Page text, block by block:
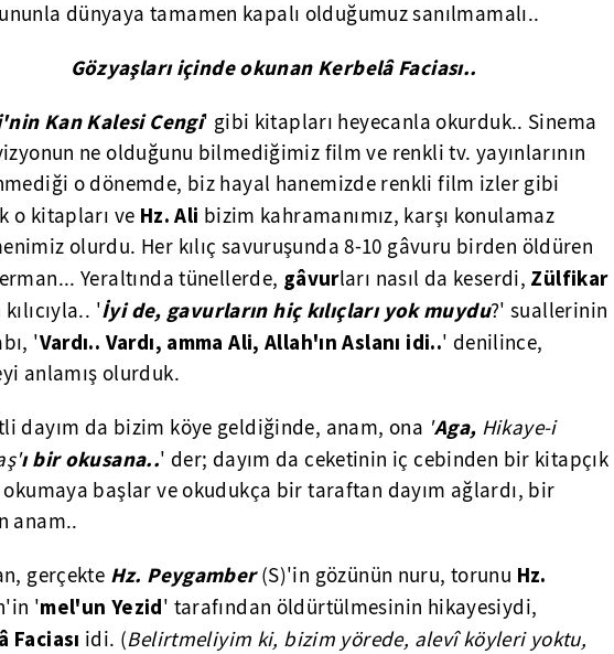
dünyaya tamamen kapalı olduğumuz sanılmamalı..
Gözyaşları içinde okunan Kerbelâ Faciası..
Kan Kalesi Cengi' gibi kitapları heyecanla okurduk.. Sinema
ne olduğunu bilmediğimiz film ve renkli tv. yayınlarının
o dönemde, biz hayal hanemizde renkli film izler gibi
o kitapları ve Hz. Ali bizim kahramanımız, karşı konulamaz
olurdu. Her kılıç savuruşunda 8-10 gâvuru birden öldüren
Yeraltında tünellerde, gâvurları nasıl da keserdi, Zülfikar
'İyi de, gavurların hiç kılıçları yok muydu?' suallerinin
'Vardı.. Vardı, amma Ali, Allah'ın Aslanı idi..' denilince,
anlamış olurduk.
dayım da bizim köye geldiğinde, anam, ona 'Aga, Hikaye-i
ı bir okusana..' der; dayım da ceketinin iç cebinden bir kitapçık
okumaya başlar ve okudukça bir taraftan dayım ağlardı, bir
anam..
gerçekte Hz. Peygamber(S)'in gözünün nuru, torunu Hz.
'mel'un Yezid' tarafından öldürtülmesinin hikayesiydi,
Faciası idi. (Belirtmeliyim ki, bizim yörede, alevî köyleri yoktu,